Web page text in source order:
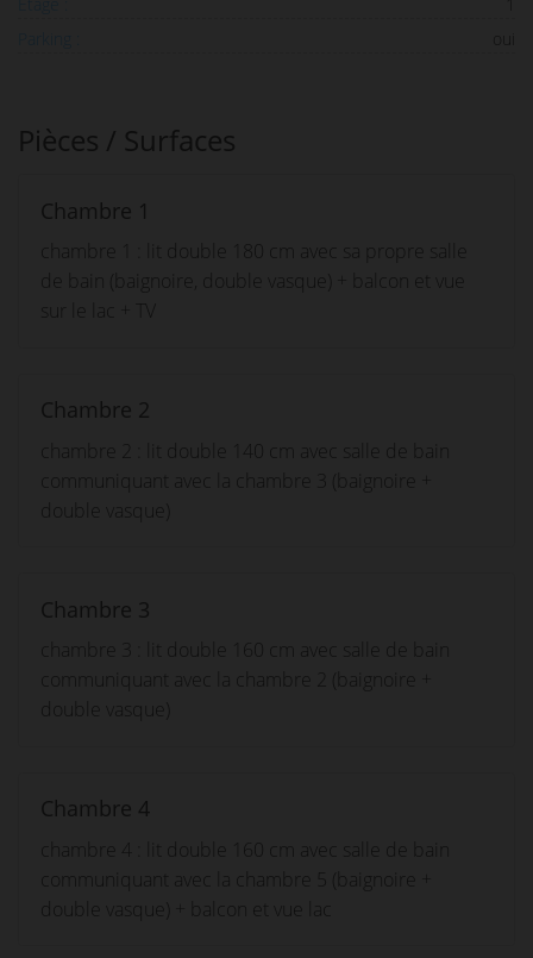
oui
Pièces / Surfaces
Chambre 1
chambre 1 : lit double 180 cm avec sa propre salle
de bain (baignoire, double vasque) + balcon et vue
sur le lac + TV
Chambre 2
chambre 2 : lit double 140 cm avec salle de bain
communiquant avec la chambre 3 (baignoire +
double vasque)
Chambre 3
chambre 3 : lit double 160 cm avec salle de bain
communiquant avec la chambre 2 (baignoire +
double vasque)
Chambre 4
chambre 4 : lit double 160 cm avec salle de bain
communiquant avec la chambre 5 (baignoire +
double vasque) + balcon et vue lac